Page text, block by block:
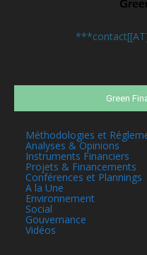
Green
Méthodologies et
Analyses & Opinions
Instruments Financiers
Projets & Financements
Conférences et Plannings
A la Une
Environnement
Social
Gouvernance
Vidéos